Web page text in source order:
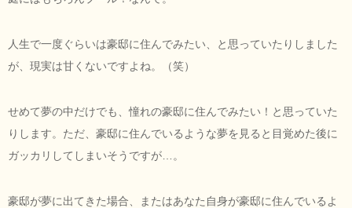
人生で一度ぐらいは豪邸に住んでみたい、と思っていたりしました
が、現実は甘くないですよね。（笑）
せめて夢の中だけでも、憧れの豪邸に住んでみたい！と思っていた
りします。ただ、豪邸に住んでいるような夢を見ると目覚めた後に
ガッカリしてしまいそうですが…。
豪邸が夢に出てきた場合、またはあなた自身が豪邸に住んでいるよ